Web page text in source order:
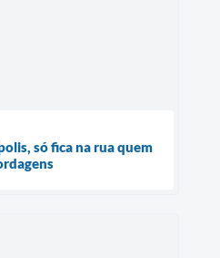
só fica na rua quem